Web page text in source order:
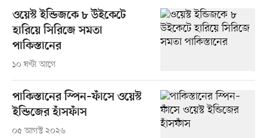
ওয়েস্ট ইন্ডিজকে ৮ উইকেটে
হারিয়ে সিরিজে সমতা
পাকিস্তানের
১০ ঘণ্টা আগে
পাকিস্তানের স্পিন–ফাঁসে ওয়েস্ট
ইন্ডিজের হাঁসফাঁস
০৫ আগস্ট ২০২৬